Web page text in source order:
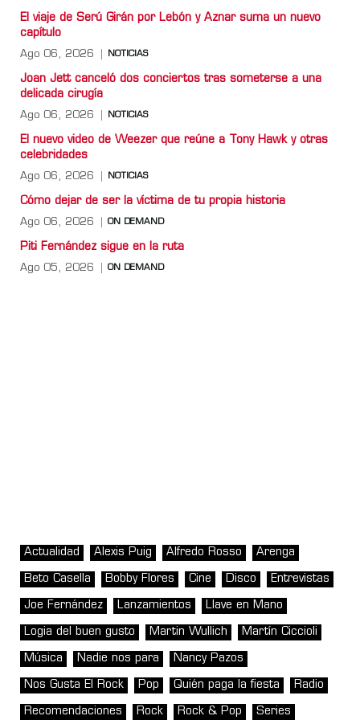
El viaje de Serú Girán por Lebón y Aznar suma un nuevo
capítulo
Ago 06, 2026 NOTICIAS
Joan Jett canceló dos conciertos tras someterse a una
delicada cirugía
Ago 06, 2026 NOTICIAS
El nuevo video de Weezer que reúne a Tony Hawk y otras
celebridades
Ago 06, 2026 NOTICIAS
Cómo dejar de ser la víctima de tu propia historia
Ago 06, 2026 ON DEMAND
Piti Fernández sigue en la ruta
Ago 05, 2026 ON DEMAND
Actualidad Alexis Puig Alfredo Rosso Arenga
Beto Casella Bobby Flores Cine Disco Entrevistas
Joe Fernández Lanzamientos Llave en Mano
Logia del buen gusto Martin Wullich Martín Ciccioli
Música Nadie nos para Nancy Pazos
Nos Gusta El Rock Pop Quién paga la fiesta Radio
Recomendaciones Rock Rock & Pop Series